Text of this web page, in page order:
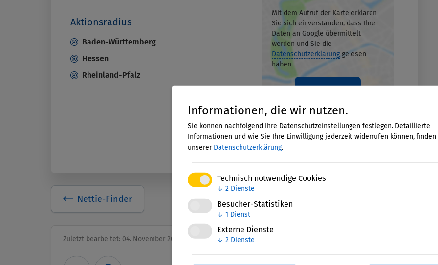
Informationen, die wir nutzen.
Sie können nachfolgend Ihre Datenschutzeinstellungen festlegen. Detaillierte
Informationen und wie Sie Ihre Einwilligung jederzeit widerrufen können, finden
unserer Datenschutzerklärung.
Technisch notwendige Cookies
↓ 2 Dienste
Besucher-Statistiken
↓ 1 Dienst
Externe Dienste
↓ 2 Dienste
Aktionsradius
Baden-Württemberg
Hessen
Rheinland-Pfalz
Mit dem Aufruf der Karte erklären
Sie sich einverstanden, dass Ihre
Daten an Google übermittelt
werden und Sie die
Datenschutzerklärunggelesen
haben.
Nettie-Finder
Zuletzt bearbeitet: 04. November 2025